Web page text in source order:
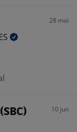
28 mai
10 jun